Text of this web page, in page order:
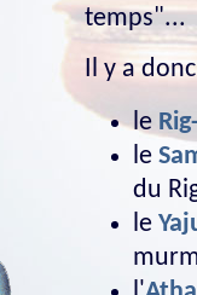
temps"...
Il y a
le
le
du
le